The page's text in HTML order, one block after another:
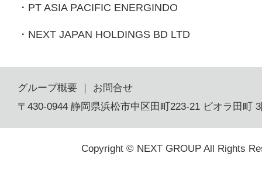
・ PT ASIA PACIFIC ENERGINDO
・ NEXT JAPAN HOLDINGS BD LTD
グループ概要 ｜
お問合せ
〒430-0944 静岡県浜松市中区田町223-21 ビオラ田町
Copyright © NEXT GROUP All Rights